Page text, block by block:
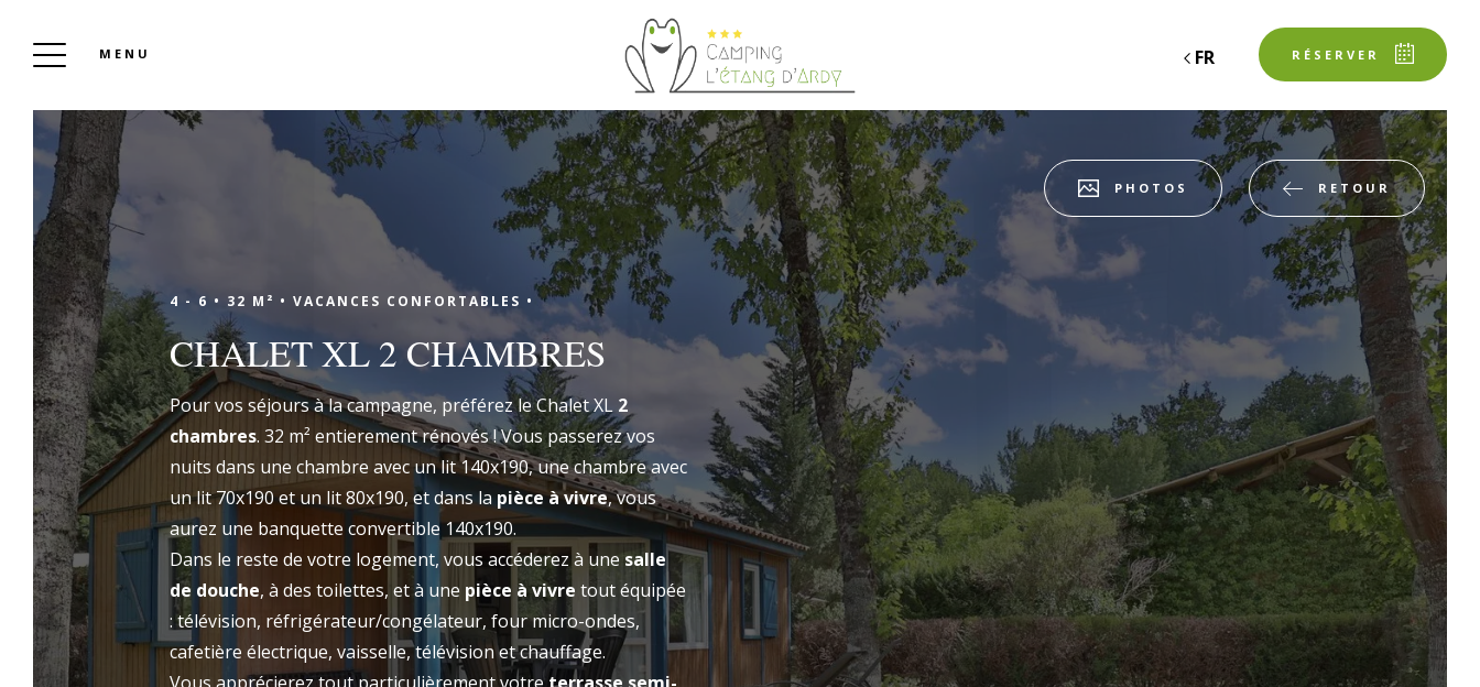
MENU RÉSERVER
FR
ACCUEIL LE CAMPING HÉBERGEMENTS EMPLACEMENTS
CAMPING L’ÉTANG D’ARDY
Réserver
Marie, Cyril et leurs trois enfants vous
ouvrent les portes de leur camping familial
au cœur des Landes. La nature, les
hébergements tout confort et les
prestations de qualité sublimeront votre
séjour au Camping l’Étang d’Ardy. Choisissez
vos dates de vacances, sélectionnez votre
hébergement et partez en direction des
Landes !
demande de réservation espace client
DEMANDE DE RÉSERVATION
Arrivée
Arrivée
Départ
Départ
Réserver
PHOTOS RETOUR
4 - 6 • 32 M² •VACANCES CONFORTABLES •
CHALET XL 2 CHAMBRES
Pour vos séjours à la campagne, préférez le Chalet XL 2
chambres. 32 m² entierement rénovés ! Vous passerez vos
nuits dans une chambre avec un lit 140x190, une chambre avec
un lit 70x190 et un lit 80x190, et dans la pièce à vivre, vous
aurez une banquette convertible 140x190.
Dans le reste de votre logement, vous accéderez à unesalle
de douche, à des toilettes, et à une pièce à vivre tout équipée
: télévision, réfrigérateur/congélateur, four micro-ondes,
cafetière électrique, vaisselle, télévision et chauffage.